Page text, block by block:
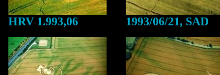
HRV 1.993,06 1993/06/21, SAD